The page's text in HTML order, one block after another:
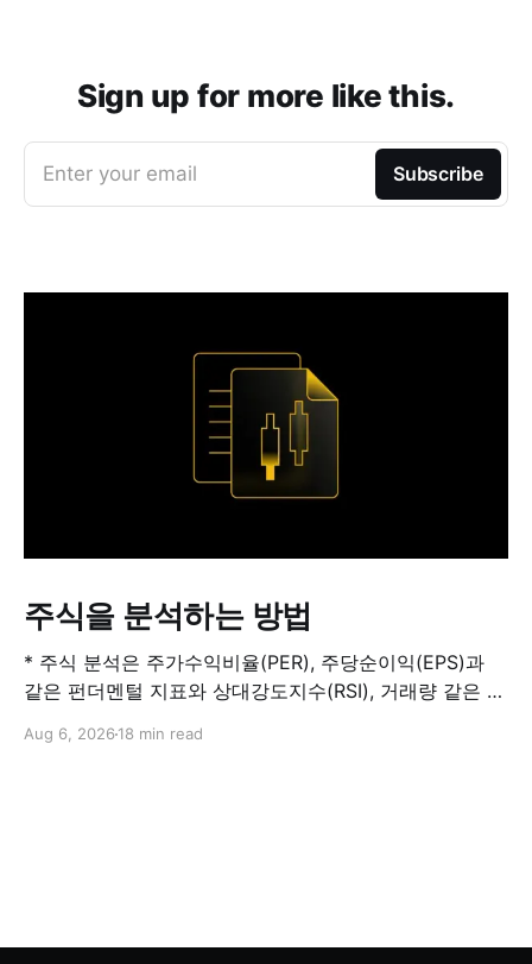
Sign up for more like this.
Enter your email Subscribe
주식을 분석하는 방법
* 주식 분석은 주가수익비율(PER), 주당순이익(EPS)과
같은 펀더멘털 지표와 상대강도지수(RSI), 거래량 같은 기
는지, 저평가됐는지를 판단하는 과정입니다. 하나의 지표
Aug 6, 2026 18 min read